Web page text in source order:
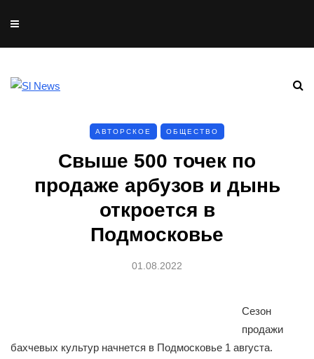
АВТОРСКОЕ ОБЩЕСТВО
Свыше 500 точек по
продаже арбузов и дынь
откроется в
Подмосковье
01.08.2022
Сезон
продажи
бахчевых культур начнется в Подмосковье 1 августа.